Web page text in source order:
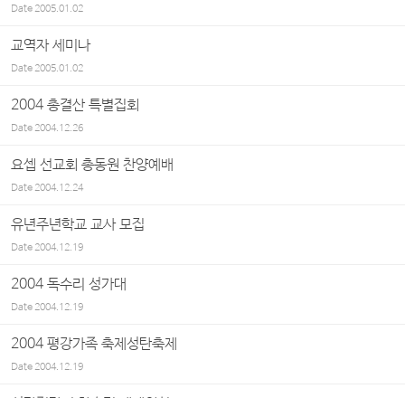
Date2005.01.02
교역자 세미나
Date2005.01.02
2004 총결산 특별집회
Date2004.12.26
요셉 선교회 총동원 찬양예배
Date2004.12.24
유년주년학교 교사 모집
Date2004.12.19
2004 독수리 성가대
Date2004.12.19
2004 평강가족 축제성탄축제
Date2004.12.19